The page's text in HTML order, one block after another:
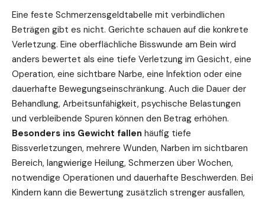
Eine feste Schmerzensgeldtabelle mit verbindlichen
Beträgen gibt es nicht. Gerichte schauen auf die konkrete
Verletzung. Eine oberflächliche Bisswunde am Bein wird
anders bewertet als eine tiefe Verletzung im Gesicht, eine
Operation, eine sichtbare Narbe, eine Infektion oder eine
dauerhafte Bewegungseinschränkung. Auch die Dauer der
Behandlung, Arbeitsunfähigkeit, psychische Belastungen
und verbleibende Spuren können den Betrag erhöhen.
Besonders ins Gewicht fallen häufig tiefe
Bissverletzungen, mehrere Wunden, Narben im sichtbaren
Bereich, langwierige Heilung, Schmerzen über Wochen,
notwendige Operationen und dauerhafte Beschwerden. Bei
Kindern kann die Bewertung zusätzlich strenger ausfallen,